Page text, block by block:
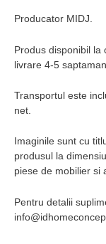
Producator MIDJ.
Produs disponibil la
livrare 4-5
Transportul este
net.
Imaginile sunt cu
produsul la
piese de mobilier si
Pentru detalii